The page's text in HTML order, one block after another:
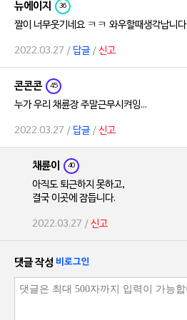
뉴에이지 36
짤이 너무웃기네요 ㅋㅋ 와우할때생각납니다
2022.03.27 / 답글/ 신고
콘콘콘 45
누가 우리 채륜장 주말근무시켜잉...
2022.03.27 / 답글/ 신고
채륜이 40
아직도 퇴근하지 못하고,
결국 이곳에 잠듭니다.
2022.03.27 / 신고
댓글 작성 비로그인